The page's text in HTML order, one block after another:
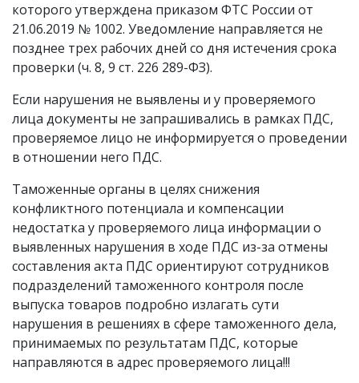
которого утверждена приказом ФТС России от
21.06.2019 № 1002. Уведомление направляется не
позднее трех рабочих дней со дня истечения срока
проверки (ч. 8, 9 ст. 226 289-ФЗ).
Если нарушения не выявлены и у проверяемого
лица документы не запрашивались в рамках ПДС,
проверяемое лицо не информируется о проведении
в отношении него ПДС.
Таможенные органы в целях снижения
конфликтного потенциала и компенсации
недостатка у проверяемого лица информации о
выявленных нарушения в ходе ПДС из-за отмены
составления акта ПДС ориентируют сотрудников
подразделений таможенного контроля после
выпуска товаров подробно излагать сути
нарушения в решениях в сфере таможенного дела,
принимаемых по результатам ПДС, которые
направляются в адрес проверяемого лица!!!